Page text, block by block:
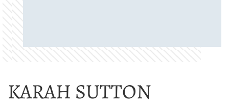
KARAH SUTTON